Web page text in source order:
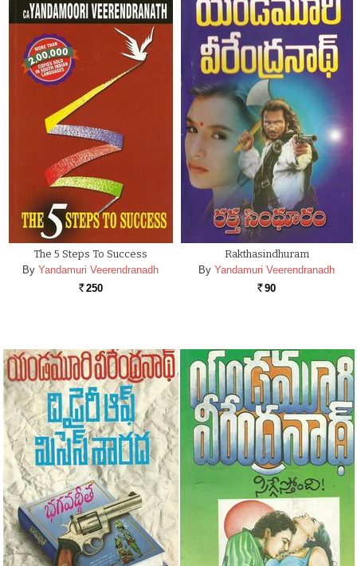
The 5 Steps To Success
By Yandamuri Veerendranadh
Rs. 250
Rakthasindhuram
By Yandamuri Veerendranadh
Rs. 90